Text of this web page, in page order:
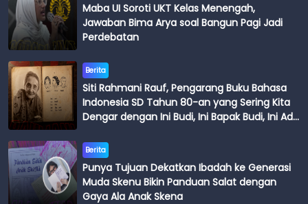
Maba UI Soroti UKT Kelas Menengah,
Jawaban Bima Arya soal Bangun Pagi Jadi
Perdebatan
Berita
Siti Rahmani Rauf, Pengarang Buku Bahasa
Indonesia SD Tahun 80-an yang Sering Kita
Dengar dengan Ini Budi, Ini Bapak Budi, Ini Adik
Berita
Punya Tujuan Dekatkan Ibadah ke Generasi
Muda Skenu Bikin Panduan Salat dengan
Gaya Ala Anak Skena